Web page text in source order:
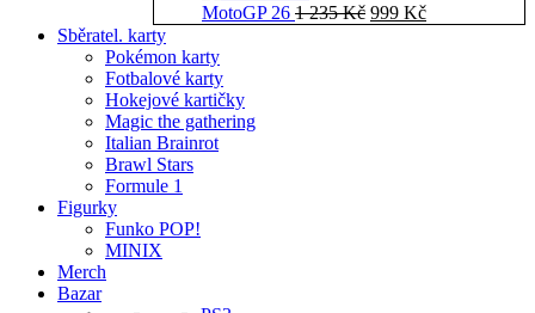
MotoGP 26 1 235Kč Původní
999 KčAktuální
Sběratel. karty
Pokémon karty
Fotbalové karty
Hokejové kartičky
Magic the gathering
Italian Brainrot
Brawl Stars
Formule 1
Figurky
Funko POP!
MINIX
Merch
Bazar